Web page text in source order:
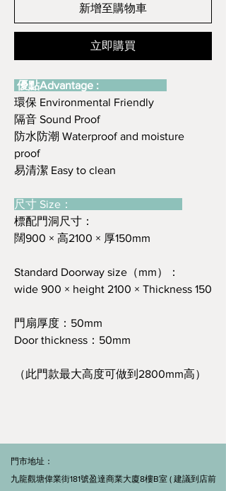
新增至購物車
立即購買
優點Advantage :
環保 Environmental Friendly
隔音 Sound Proof
防水防潮 Waterproof and moisture
proof
易清潔 Easy to clean
尺寸 Size：
標配門洞尺寸：
闊900 × 高2100 × 厚150mm
Standard Doorway size（mm）：
wide 900 × height 2100 × Thickness 150
門扇厚度：50mm
Door thickness：50mm
（此門款最大高度可做到2800mm高）
門市地址：
九龍觀塘偉業街181號盈達商業大廈8樓B室 ( 建議到店前